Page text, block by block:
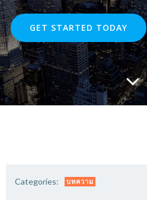
GET STARTED TODAY
Categories: บทความ